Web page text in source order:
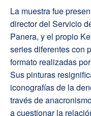
La muestra fue
director del Servicio
Panera, y el propio
series diferentes con
formato realizadas
Sus pinturas
iconografías de la
través de
a cuestionar la